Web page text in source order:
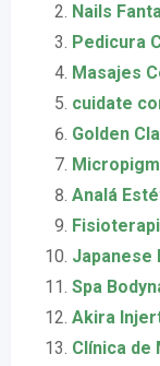
Nails
Pedicura
Masajes
cuidate
Golden
Analá
Japanese
Spa
Akira
Clínica de